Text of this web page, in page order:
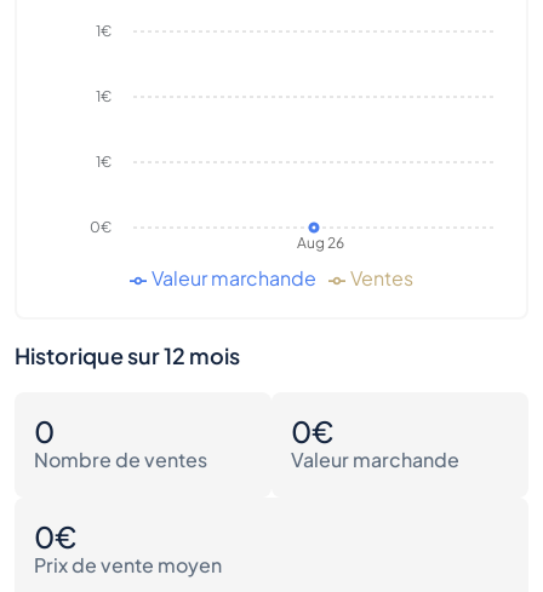
Aug 26
0€
1€
1€
1€
Valeur marchande Ventes
Historique sur 12 mois
0
Nombre de ventes
0€
Valeur marchande
0€
Prix de vente moyen